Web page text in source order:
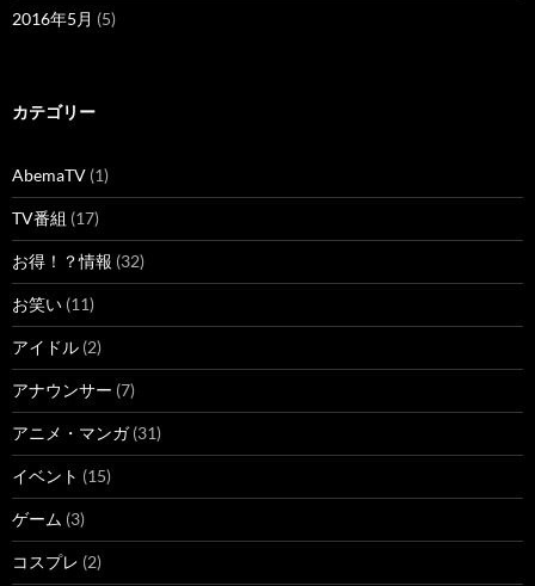
2016年5月 (5)
カテゴリー
AbemaTV (1)
TV番組 (17)
お得！？情報 (32)
お笑い (11)
アイドル (2)
アナウンサー (7)
アニメ・マンガ(31)
イベント (15)
ゲーム (3)
コスプレ (2)